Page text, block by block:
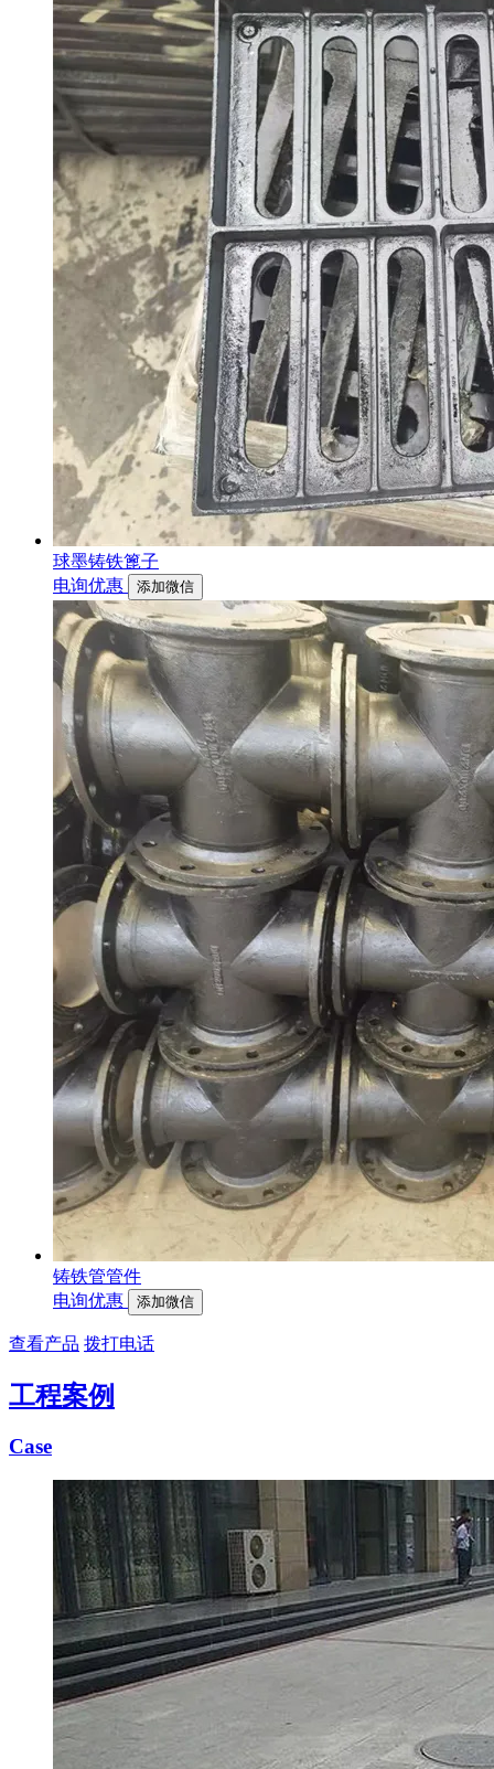
球墨铸铁篦子
电询优惠
添加微信
铸铁管管件
电询优惠
添加微信
查看产品 拨打电话
工程案例
Case